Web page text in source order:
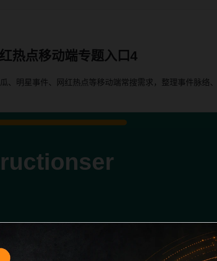
热点移动端专题入口4
、明星事件、网红热点等移动端常搜需求，整理事件脉络